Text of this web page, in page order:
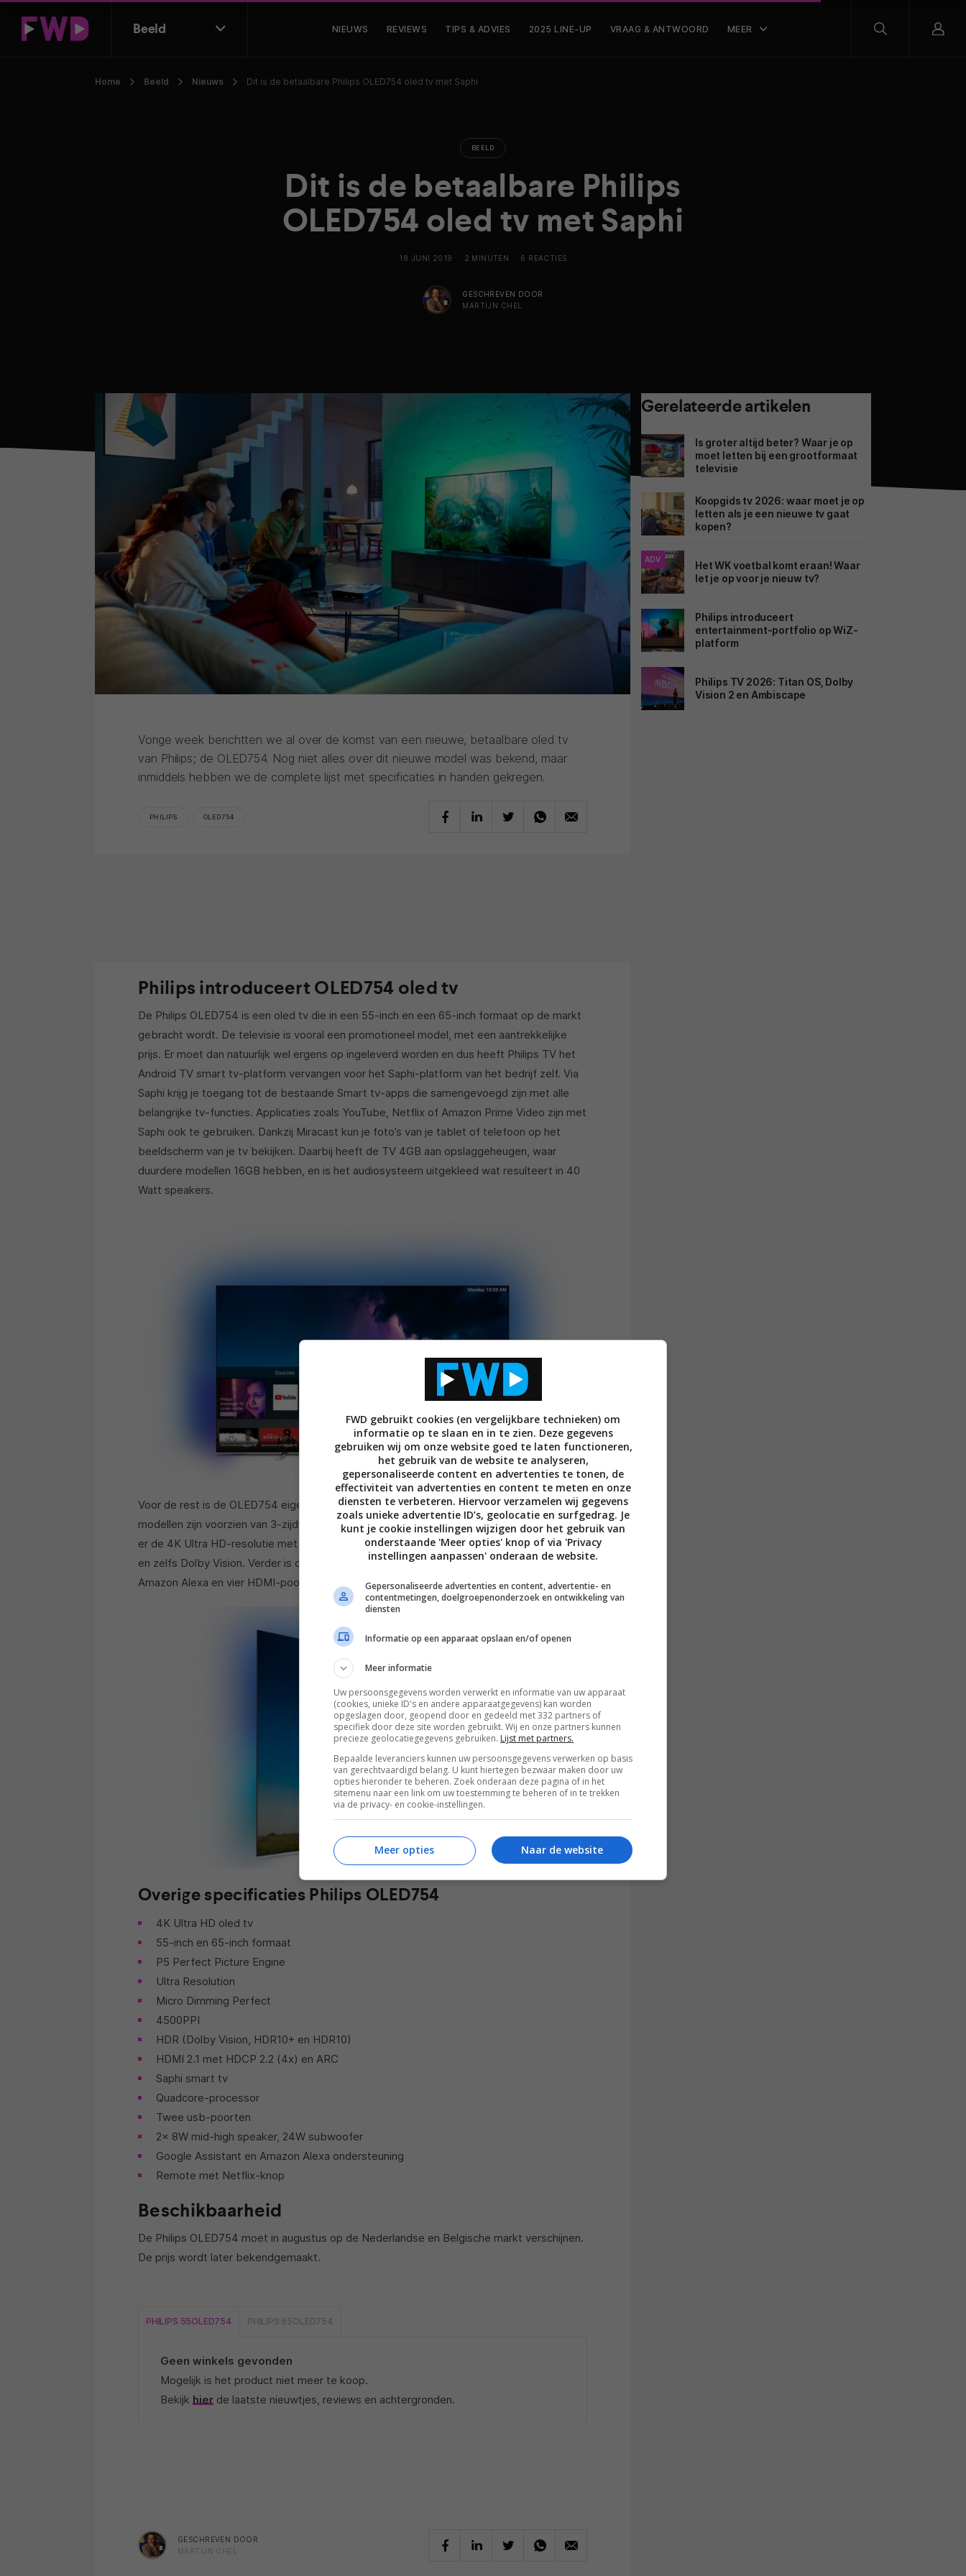
Beeld NIEUWS REVIEWS TIPS & ADVIES 2025 LINE-UP VRAAG & ANTWOORD MEER
Home Beeld Nieuws Dit is de betaalbare Philips OLED754 oled tv met Saphi
BEELD
Dit is de betaalbare Philips
OLED754 oled tv met Saphi
18 JUNI 2019 2 MINUTEN 6 REACTIES
GESCHREVEN DOOR
MARTIJN CHEL
Vorige week berichtten we al over de komst van een nieuwe, betaalbare oled tv
van Philips; de OLED754. Nog niet alles over dit nieuwe model was bekend, maar
inmiddels hebben we de complete lijst met specificaties in handen gekregen.
PHILIPS OLED754
Philips introduceert OLED754 oled tv
De Philips OLED754 is een oled tv die in een 55-inch en een 65-inch formaat op de markt
gebracht wordt. De televisie is vooral een promotioneel model, met een aantrekkelijke
prijs. Er moet dan natuurlijk wel ergens op ingeleverd worden en dus heeft Philips TV het
Android TV smart tv-platform vervangen voor het Saphi-platform van het bedrijf zelf. Via
Saphi krijg je toegang tot de bestaande Smart tv-apps die samengevoegd zijn met alle
belangrijke tv-functies. Applicaties zoals YouTube, Netflix of Amazon Prime Video zijn met
Saphi ook te gebruiken. Dankzij Miracast kun je foto’s van je tablet of telefoon op het
beeldscherm van je tv bekijken. Daarbij heeft de TV 4GB aan opslaggeheugen, waar
duurdere modellen 16GB hebben, en is het audiosysteem uitgekleed wat resulteert in 40
Watt speakers.
Voor de rest is de OLED754 eigenlijk een oled tv zoals we van Philips kennen. De
modellen zijn voorzien van 3-zijdig Ambilight, de P5 processor is aan boord, en natuurlijk is
er de 4K Ultra HD-resolutie met ondersteuning voorHDRin de vorm van HDR10, HDR10+
en zelfs Dolby Vision. Verder is de tv uitgerust met Dolby Atmos, Google Assistant en
Amazon Alexa en vier HDMI-poorten.
Overige specificaties Philips OLED754
4K Ultra HD oled tv
55-inch en 65-inch formaat
P5 Perfect Picture Engine
Ultra Resolution
Micro Dimming Perfect
4500PPI
HDR (Dolby Vision, HDR10+ en HDR10)
HDMI 2.1 met HDCP 2.2 (4x) en ARC
Saphi smart tv
Quadcore-processor
Twee usb-poorten
2x 8W mid-high speaker, 24W subwoofer
Google Assistant en Amazon Alexa ondersteuning
Remote met Netflix-knop
Beschikbaarheid
De Philips OLED754 moet in augustus op de Nederlandse en Belgische markt verschijnen.
De prijs wordt later bekendgemaakt.
PHILIPS 55OLED754 PHILIPS 65OLED754
Geen winkels gevonden
Mogelijk is het product niet meer te koop.
Bekijk hier de laatste nieuwtjes, reviews en achtergronden.
GESCHREVEN DOOR
MARTIJN CHEL
Gerelateerde artikelen
Is groter altijd beter? Waar je op
moet letten bij een grootformaat
televisie
Koopgids tv 2026: waar moet je op
letten als je een nieuwe tv gaat
kopen?
ADV
Het WK voetbal komt eraan! Waar
let je op voor je nieuw tv?
Philips introduceert
entertainment-portfolio op WiZ-
platform
Philips TV 2026: Titan OS, Dolby
Vision 2 en Ambiscape
FWD gebruikt cookies (en vergelijkbare technieken) om
informatie op te slaan en in te zien. Deze gegevens
gebruiken wij om onze website goed te laten functioneren,
het gebruik van de website te analyseren,
gepersonaliseerde content en advertenties te tonen, de
effectiviteit van advertenties en content te meten en onze
diensten te verbeteren. Hiervoor verzamelen wij gegevens
zoals unieke advertentie ID’s, geolocatie en surfgedrag. Je
kunt je cookie instellingen wijzigen door het gebruik van
onderstaande 'Meer opties' knop of via 'Privacy
instellingen aanpassen' onderaan de website.
Gepersonaliseerde advertenties en content, advertentie- en
contentmetingen, doelgroepenonderzoek en ontwikkeling van
diensten
Informatie op een apparaat opslaan en/of openen
Meer informatie
Uw persoonsgegevens worden verwerkt en informatie van uw apparaat
(cookies, unieke ID's en andere apparaatgegevens) kan worden
opgeslagen door, geopend door en gedeeld met 332 partners of
specifiek door deze site worden gebruikt. Wij en onze partners kunnen
precieze geolocatiegegevens gebruiken. Lijst met partners.
Bepaalde leveranciers kunnen uw persoonsgegevens verwerken op basis
van gerechtvaardigd belang. U kunt hiertegen bezwaar maken door uw
opties hieronder te beheren. Zoek onderaan deze pagina of in het
sitemenu naar een link om uw toestemming te beheren of in te trekken
via de privacy- en cookie-instellingen.
Naar de website
Meer opties